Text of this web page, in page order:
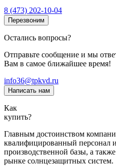
8 (473) 202-10-04
Перезвоним
Остались вопросы?
Отправьте сообщение и мы
Вам в самое ближайшее время!
info36@tpkvd.ru
Написать нам
Как
купить?
Главным достоинством
квалифицированный персонал
производственной базы, а
рынке солнцезащитных систем.